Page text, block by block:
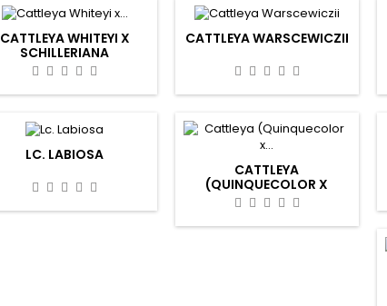
CATTLEYA WHITEYI X
SCHILLERIANA
CATTLEYA WARSCEWICZII
LC. LABIOSA
CATTLEYA
(QUINQUECOLOR X
SCHILLERIANA) X
PECKHAVIENSIS)